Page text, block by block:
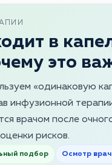
в
это
«одинаковую
инфузионной
врачом после
рисков.
подбор Осмотр